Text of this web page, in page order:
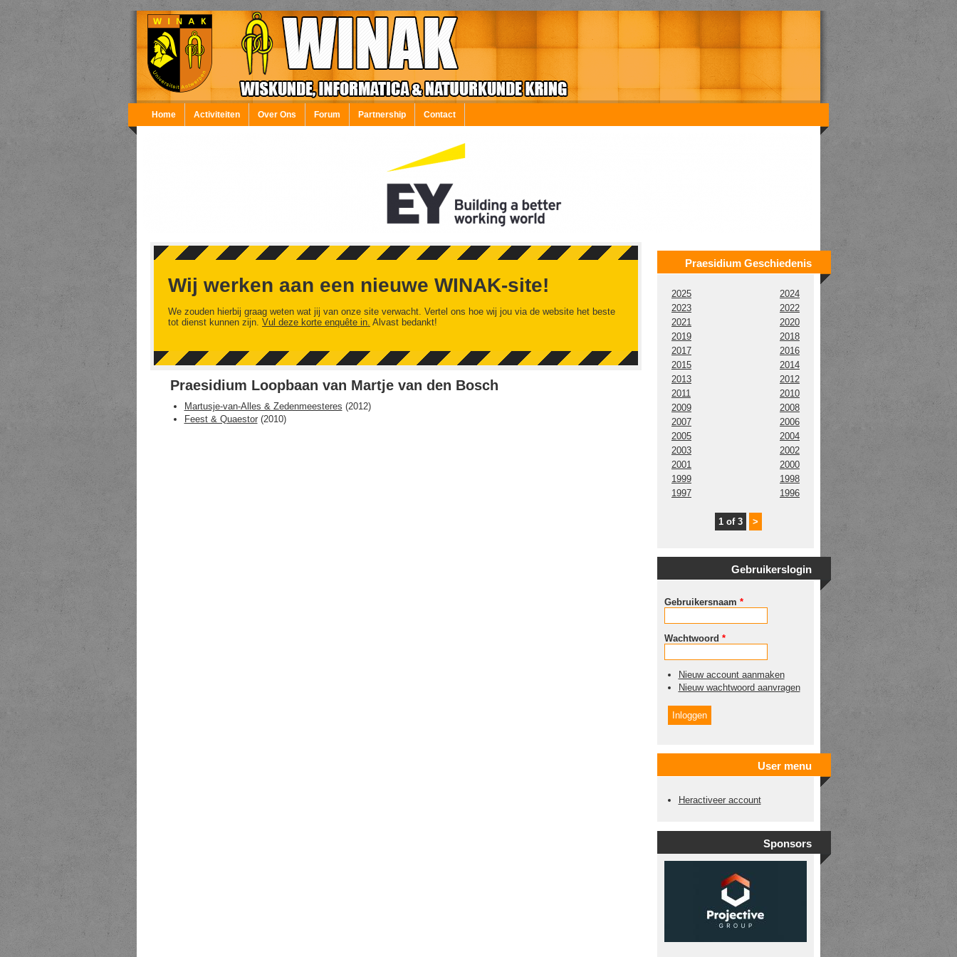
Overslaan en naar de inhoud gaan
Home Activiteiten Over Ons Forum Partnership Contact
Wij werken aan een nieuwe WINAK-site!
We zouden hierbij graag weten wat jij van onze site verwacht. Vertel ons hoe wij jou via de website het beste
tot dienst kunnen zijn. Vul deze korte enquête in. Alvast bedankt!
Praesidium Loopbaan van Martje van den Bosch
Martusje-van-Alles & Zedenmeesteres (2012)
Feest & Quaestor(2010)
Praesidium Geschiedenis
2025
2024
2023
2022
2021
2020
2019
2018
2017
2016
2015
2014
2013
2012
2011
2010
2009
2008
2007
2006
2005
2004
2003
2002
2001
2000
1999
1998
1997
1996
1 of 3 >
Gebruikerslogin
Gebruikersnaam *
Wachtwoord *
Nieuw account aanmaken
Nieuw wachtwoord aanvragen
User menu
Heractiveer account
Sponsors